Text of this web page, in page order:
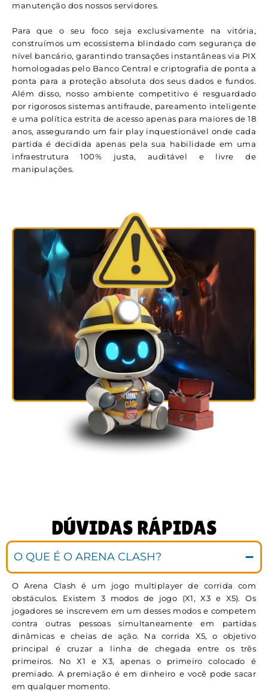
manutenção dos nossos servidores.
Para que o seu foco seja exclusivamente na vitória,
construímos um ecossistema blindado com segurança de
nível bancário, garantindo transações instantâneas via PIX
homologadas pelo Banco Central e criptografia de ponta a
ponta para a proteção absoluta dos seus dados e fundos.
Além disso, nosso ambiente competitivo é resguardado
por rigorosos sistemas antifraude, pareamento inteligente
e uma política estrita de acesso apenas para maiores de 18
anos, assegurando um fair play inquestionável onde cada
partida é decidida apenas pela sua habilidade em uma
infraestrutura 100% justa, auditável e livre de
manipulações.
DÚVIDAS RÁPIDAS
O QUE É O ARENA CLASH?
O Arena Clash é um jogo multiplayer de corrida com
obstáculos. Existem 3 modos de jogo (X1, X3 e X5). Os
jogadores se inscrevem em um desses modos e competem
contra outras pessoas simultaneamente em partidas
dinâmicas e cheias de ação. Na corrida X5, o objetivo
principal é cruzar a linha de chegada entre os três
primeiros. No X1 e X3, apenas o primeiro colocado é
premiado. A premiação é em dinheiro e você pode sacar
em qualquer momento.